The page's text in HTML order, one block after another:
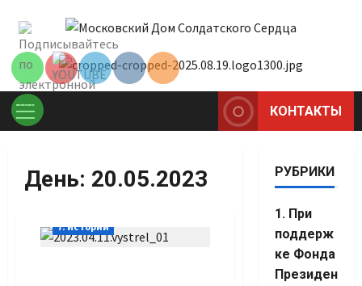
содержимому
Основное
КОНТАКТЫ
День: 20.05.2023
7. Истории
РУБРИКИ
1. При
поддерж
ке Фонда
Президен
Set Youtube
Channel ID